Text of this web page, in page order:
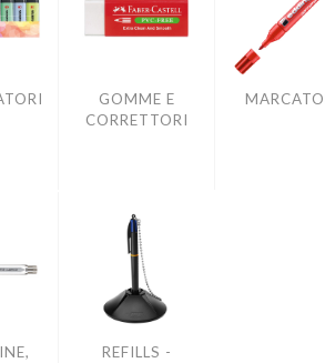
GOMME E
CORRETTORI
REFILLS -